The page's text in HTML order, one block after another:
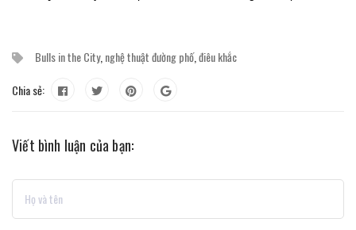
Bulls in the City, nghệ thuật đường phố, điêu khắc
Chia sẻ:
Viết bình luận của bạn: